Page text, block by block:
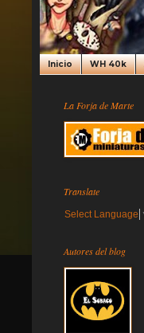
Inicio WH 40k
La Forja de Marte
Translate
Select Language
Autores del blog